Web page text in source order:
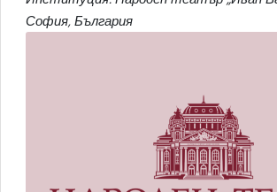
София, България